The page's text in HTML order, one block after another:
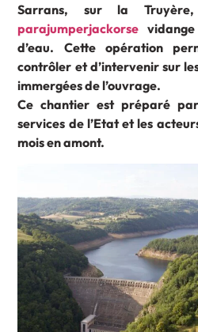
Sarrans, sur la
parajumperjackorse
d’eau. Cette opération
contrôler et d’intervenir sur
immergées de l’ouvrage.
Ce chantier est préparé
services de l’Etat et les
mois en amont.